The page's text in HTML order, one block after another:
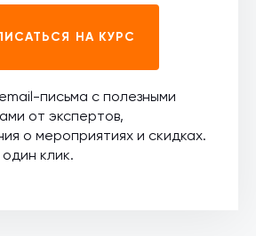
НА КУРС
email-письма с полезными
от экспертов,
о мероприятиях и скидках.
клик.